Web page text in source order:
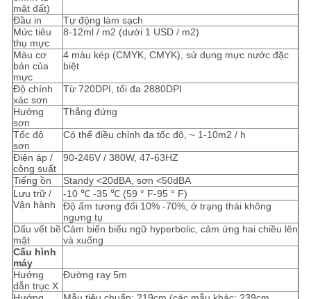
PRIVACY
POLICY
mặt đất)
Đầu in
Tự động làm sạch
Mức tiêu
thụ mực
8-12ml / m2 (dưới 1 USD / m2)
Màu cơ
bản của
mực
4 màu kép (CMYK, CMYK), sử dụng mực nước đặc
biệt
Độ chính
xác sơn
Từ 720DPI, tối đa 2880DPI
Hướng
sơn
Thẳng đứng
Tốc độ
sơn
Có thể điều chỉnh đa tốc độ, ~ 1-10m2 / h
Điện áp /
công suất
90-246V / 380W, 47-63HZ
Tiếng ồn
Standy <20dBA, sơn <50dBA
Lưu trữ /
Vận hành
-10 ℃ -35 ℃ (59 ° F-95 ° F)
Độ ẩm tương đối 10% -70%, ở trạng thái không
ngưng tụ
Dấu vết bề
mặt
Cảm biến biểu ngữ hyperbolic, cảm ứng hai chiều lên
và xuống
Cấu hình
máy
Hướng
dẫn trục X
Đường ray 5m